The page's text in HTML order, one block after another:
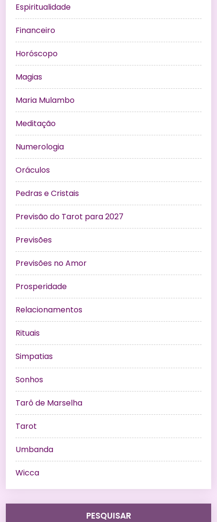
Espiritualidade
Financeiro
Horóscopo
Magias
Maria Mulambo
Meditação
Numerologia
Oráculos
Pedras e Cristais
Previsão do Tarot para 2027
Previsões
Previsões no Amor
Prosperidade
Relacionamentos
Rituais
Simpatias
Sonhos
Tarô de Marselha
Tarot
Umbanda
Wicca
PESQUISAR